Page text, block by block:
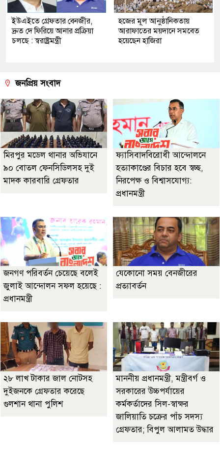
ইউএইতে গ্রেফতার বেনজীর,
দ্রুত দে ফিরিয়ে আনার প্রক্রিয়া
চলছে : স্বরাষ্ট্রমন্ত্রী
হজের মূল আনুষ্ঠানিকতায়
আরাফাতের ময়দানে সমবেত
হয়েছেন হাজিরা
জনপ্রিয় সংবাদ
মিরপুর মডেল থানার অভিযানে
৯০ বোতল ফেনসিডিলসহ দুই
মাদক কারবারি গ্রেফতার
ফ্যাসিবাদবিরোধী আন্দোলনে
হত্যাকাণ্ডের বিচার হবে স্বচ্ছ,
নিরপেক্ষ ও বিশ্বাসযোগ্য:
প্রধানমন্ত্রী
জনগণ পরিবর্তন চেয়েছে বলেই
জুলাই আন্দোলন সফল হয়েছে :
প্রধানমন্ত্রী
যেকোনো সময় বেনজীরের
প্রত্যাবর্তন
২৮ লাখ টাকার জাল নোটসহ
দুইজনকে গ্রেফতার করেছে
গুলশান থানা পুলিশ
মাননীয় প্রধানমন্ত্রী, মন্ত্রীবর্গ ও
সরকারের উচ্চপর্যায়ের
কর্মকর্তাদের সিল-স্বাক্ষর
জালিয়াতি চক্রের পাঁচ সদস্য
গ্রেফতার; বিপুল আলামত উদ্ধার